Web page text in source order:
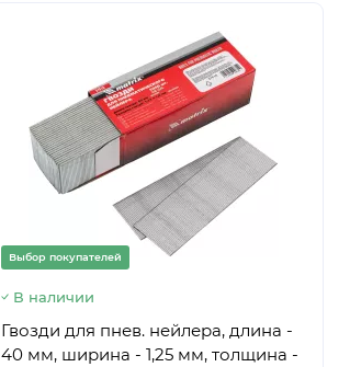
Выбор покупателей
В наличии
Гвозди для пнев. нейлера, длина -
40 мм, ширина - 1,25 мм, толщина -